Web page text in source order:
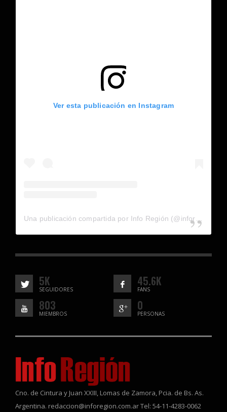
Ver esta publicación en Instagram
5K
SEGUIDORES
45.6K
FANS
803
MIEMBROS
0
PERSONAS
Cno. de Cintura y Juan XXIII, Lomas de Zamora, Pcia. de Bs. As.
Argentina. redaccion@inforegion.com.ar Tel: 54-11-4283-0062